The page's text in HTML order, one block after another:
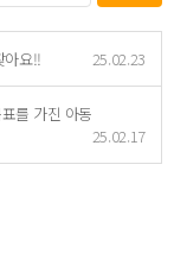
아요!! 25.02.23
를 가진 아동
25.02.17